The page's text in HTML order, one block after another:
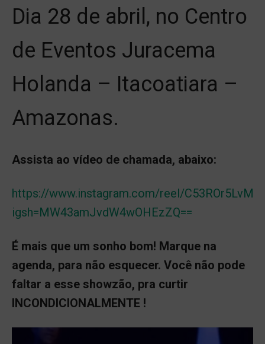
Dia 28 de abril, no Centro
de Eventos Juracema
Holanda – Itacoatiara –
Amazonas.
Assista ao vídeo de chamada, abaixo:
https://www.instagram.com/reel/
igsh=MW43amJvdW4wOHEzZQ==
É mais que um sonho bom! Marque na
agenda, para não esquecer. Você não pode
faltar a esse showzão, pra curtir
INCONDICIONALMENTE !